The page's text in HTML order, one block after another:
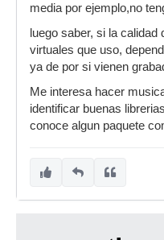
media por ejemplo,no
luego saber, si la
virtuales que uso,
ya de por si vienen
Me interesa hacer
identificar buenas
conoce algun paquete